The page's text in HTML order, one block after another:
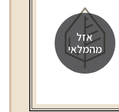
אזל
מהמלאי